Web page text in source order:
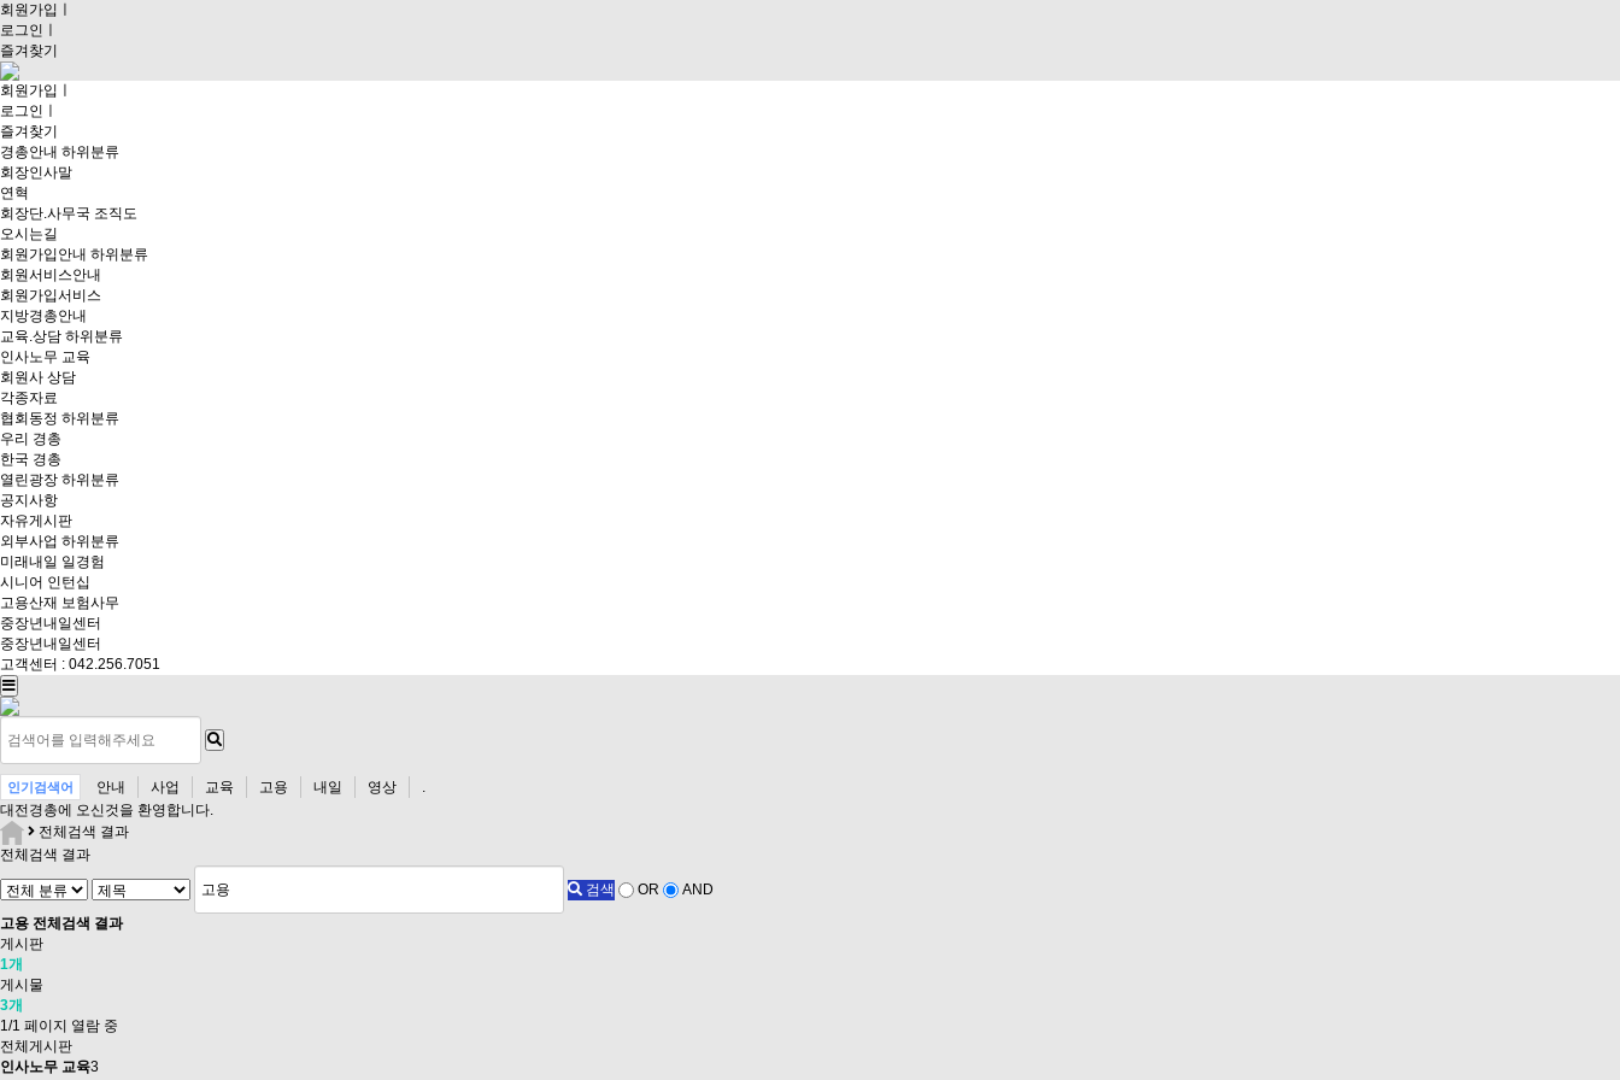
회원가입
로그인
즐겨찾기
회원가입
로그인
즐겨찾기
경총안내 하위분류
회장인사말
연혁
회장단.사무국 조직도
오시는길
회원가입안내 하위분류
회원서비스안내
회원가입서비스
지방경총안내
교육.상담 하위분류
인사노무 교육
회원사 상담
각종자료
협회동정 하위분류
우리 경총
한국 경총
열린광장 하위분류
공지사항
자유게시판
외부사업 하위분류
미래내일 일경험
시니어 인턴십
고용산재 보험사무
중장년내일센터
중장년내일센터
고객센터 : 042.256.7051
인기검색어 안내 사업 교육 고용 내일 영상
.
대전경총에 오신것을 환영합니다.
전체검색 결과
전체검색 결과
검색 OR
AND
고용 전체검색 결과
게시판
1개
게시물
3개
1/1 페이지 열람 중
전체게시판
인사노무 교육3